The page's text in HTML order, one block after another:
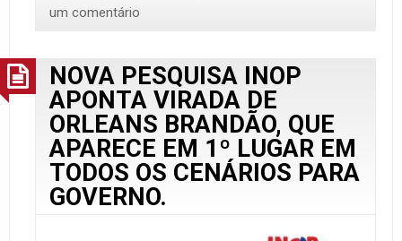
um comentário
NOVA PESQUISA INOP
APONTA VIRADA DE
ORLEANS BRANDÃO, QUE
APARECE EM 1º LUGAR EM
TODOS OS CENÁRIOS PARA
GOVERNO.